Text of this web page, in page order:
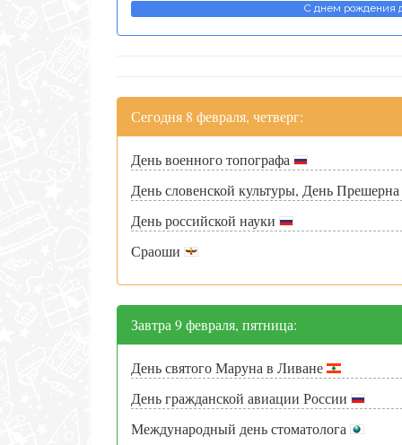
С днем рождения
Сегодня 8 февраля, четверг:
День военного топографа
День словенской культуры, День Прешерна
День российской науки
Сраоши
Завтра 9 февраля, пятница:
День святого Маруна в Ливане
День гражданской авиации России
Международный день стоматолога